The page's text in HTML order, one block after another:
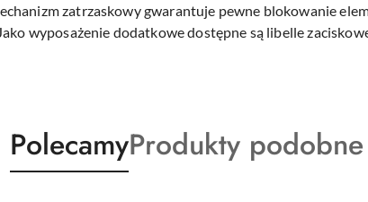
zatrzaskowy gwarantuje pewne blokowanie
wyposażenie dodatkowe dostępne są libelle
Produkty
o
PolecamyProdukty
o
Produkty podobne